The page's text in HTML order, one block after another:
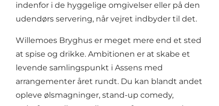
indenfor i de hyggelige omgivelser eller på den
udendørs servering, når vejret indbyder til det.
Willemoes Bryghus er meget mere end et sted
at spise og drikke. Ambitionen er at skabe et
levende samlingspunkt i Assens med
arrangementer året rundt. Du kan blandt andet
opleve ølsmagninger, stand-up comedy,